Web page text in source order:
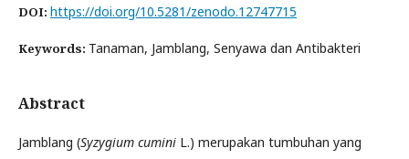
DOI: https://doi.org/10.5281/zenodo.12747715
Keywords: Tanaman, Jamblang, Senyawa dan Antibakteri
Abstract
Jamblang (Syzygium cumini L.) merupakan tumbuhan yang